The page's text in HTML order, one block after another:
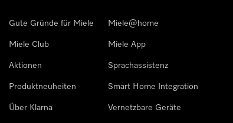
Gute Gründe für Miele
Miele Club
Aktionen
Produktneuheiten
Über Klarna
Miele@home
Miele App
Sprachassistenz
Smart Home Integration
Vernetzbare Geräte